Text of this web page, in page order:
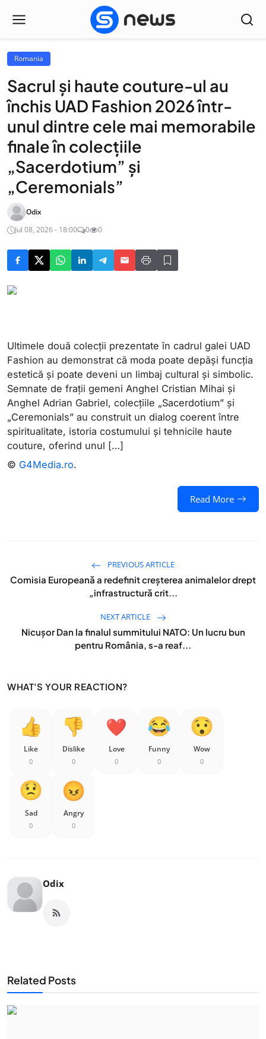
Romania
Sacrul și haute couture-ul au
închis UAD Fashion 2026 într-
unul dintre cele mai memorabile
finale în colecțiile
„Sacerdotium” și
„Ceremonials”
Odix
Jul 08, 2026 - 18:00
0 0
Ultimele două colecții prezentate în cadrul galei UAD
Fashion au demonstrat că moda poate depăși funcția
estetică și poate deveni un limbaj cultural și simbolic.
Semnate de frații gemeni Anghel Cristian Mihai și
Anghel Adrian Gabriel, colecțiile „Sacerdotium” și
„Ceremonials” au construit un dialog coerent între
spiritualitate, istoria costumului și tehnicile haute
couture, oferind unul […]
© G4Media.ro.
Read More
PREVIOUS ARTICLE
Comisia Europeană a redefinit creșterea animalelor drept
„infrastructură crit...
NEXT ARTICLE
Nicușor Dan la finalul summitului NATO: Un lucru bun
pentru România, s-a reaf...
WHAT'S YOUR REACTION?
Like
0
Dislike
0
Love
0
Funny
0
Wow
0
Sad
0
Angry
0
Odix
Related Posts